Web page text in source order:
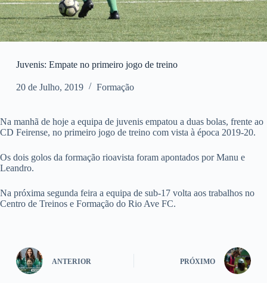
Juvenis: Empate no primeiro jogo de treino
20 de Julho, 2019 Formação
Na manhã de hoje a equipa de juvenis empatou a duas bolas, frente ao
CD Feirense, no primeiro jogo de treino com vista à época 2019-20.
Os dois golos da formação rioavista foram apontados por Manu e
Leandro.
Na próxima segunda feira a equipa de sub-17 volta aos trabalhos no
Centro de Treinos e Formação do Rio Ave FC.
ANTERIOR PRÓXIMO